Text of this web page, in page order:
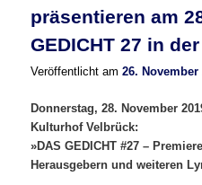
präsentieren am
GEDICHT 27 in
Veröffentlicht am26. November
Donnerstag, 28. November
Kulturhof Velbrück:
»DAS GEDICHT #27 –
Herausgebern und weiteren